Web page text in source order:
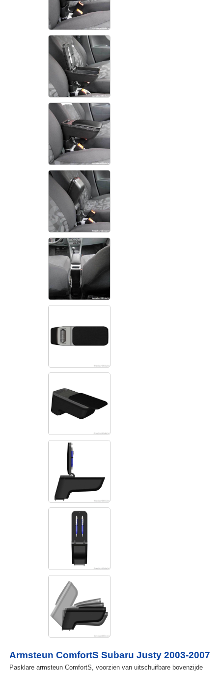
Armsteun ComfortS Subaru Justy 2003-2007
Pasklare armsteun ComfortS, voorzien van uitschuifbare bovenzijde